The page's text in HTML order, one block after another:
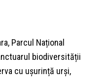
Parcul Național
biodiversității
cu ușurință urși,